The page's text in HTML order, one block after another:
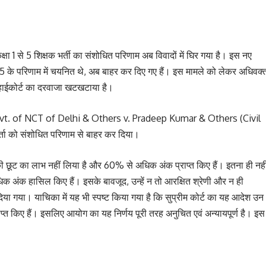
1 से 5 शिक्षक भर्ती का संशोधित परिणाम अब विवादों में घिर गया है। इस नए
के परिणाम में चयनित थे, अब बाहर कर दिए गए हैं। इस मामले को लेकर
का दरवाजा खटखटाया है।
of NCT of Delhi & Others v. Pradeep Kumar & Others (Civil
संशोधित परिणाम से बाहर कर दिया।
छूट का लाभ नहीं लिया है और 60% से अधिक अंक प्राप्त किए हैं। इतना ही
अंक हासिल किए हैं। इसके बावजूद, उन्हें न तो आरक्षित श्रेणी और न ही
गया। याचिका में यह भी स्पष्ट किया गया है कि सुप्रीम कोर्ट का यह आदेश उन
किए हैं। इसलिए आयोग का यह निर्णय पूरी तरह अनुचित एवं अन्यायपूर्ण है। इस